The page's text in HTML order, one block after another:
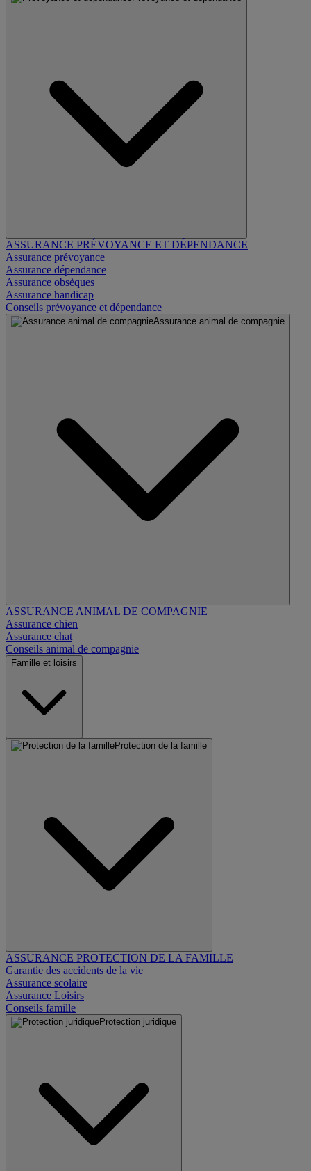
ASSURANCE PRÉVOYANCE ET DÉPENDANCE
Assurance prévoyance
Assurance dépendance
Assurance obsèques
Assurance handicap
Conseils prévoyance et dépendance
Assurance animal de compagnie
ASSURANCE ANIMAL DE COMPAGNIE
Assurance chien
Assurance chat
Conseils animal de compagnie
Famille et loisirs
Protection de la famille
ASSURANCE PROTECTION DE LA FAMILLE
Garantie des accidents de la vie
Assurance scolaire
Assurance Loisirs
Conseils famille
Protection juridique